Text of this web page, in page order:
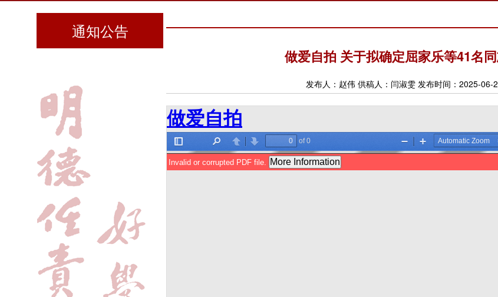
通知公告
做爱自拍 关于拟确定屈家乐等41名
发布人：赵伟 供稿人：闫淑雯 发布时间：2025-06-